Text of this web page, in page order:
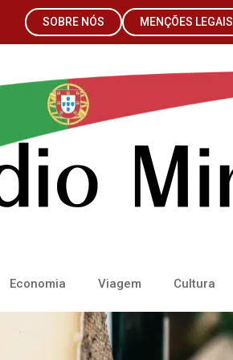
SOBRE NÓS MENÇÕES LEGAIS
Economia Viagem Cultura